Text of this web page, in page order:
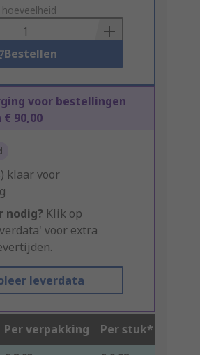
Bestellen
voor bestellingen
90,00
klaar voor
nodig? Klik op
voor extra
leverdata
Per verpakking Per stuk*